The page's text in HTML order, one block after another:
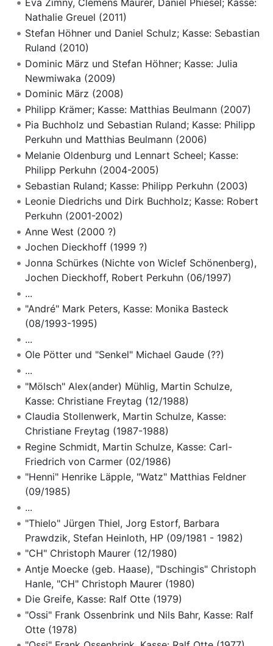
Eva Zimny, Clemens Maurer, Daniel Phiesel; Kasse:
Nathalie Greuel (2011)
Stefan Höhner und Daniel Schulz; Kasse: Sebastian
Ruland (2010)
Dominic März und Stefan Höhner; Kasse: Julia
Newmiwaka (2009)
Dominic März (2008)
Philipp Krämer; Kasse: Matthias Beulmann (2007)
Pia Buchholz und Sebastian Ruland; Kasse: Philipp
Perkuhn und Matthias Beulmann (2006)
Melanie Oldenburg und Lennart Scheel; Kasse:
Philipp Perkuhn (2004-2005)
Sebastian Ruland; Kasse: Philipp Perkuhn (2003)
Leonie Diedrichs und Dirk Buchholz; Kasse: Robert
Perkuhn (2001-2002)
Anne West (2000 ?)
Jochen Dieckhoff (1999 ?)
Jonna Schürkes (Nichte von Wiclef Schönenberg),
Jochen Dieckhoff, Robert Perkuhn (06/1997)
...
"André" Mark Peters, Kasse: Monika Basteck
(08/1993-1995)
...
Ole Pötter und "Senkel" Michael Gaude (??)
...
"Mölsch" Alex(ander) Mühlig, Martin Schulze,
Kasse: Christiane Freytag (12/1988)
Claudia Stollenwerk, Martin Schulze, Kasse:
Christiane Freytag (1987-1988)
Regine Schmidt, Martin Schulze, Kasse: Carl-
Friedrich von Carmer (02/1986)
"Henni" Henrike Läpple, "Watz" Matthias Feldner
(09/1985)
...
"Thielo" Jürgen Thiel, Jorg Estorf, Barbara
Prawdzik, Stefan Heinloth, HP (09/1981 - 1982)
"CH" Christoph Maurer (12/1980)
Antje Moecke (geb. Haase), "Dschingis" Christoph
Hanle, "CH" Christoph Maurer (1980)
Die Greife, Kasse: Ralf Otte (1979)
"Ossi" Frank Ossenbrink und Nils Bahr, Kasse: Ralf
Otte (1978)